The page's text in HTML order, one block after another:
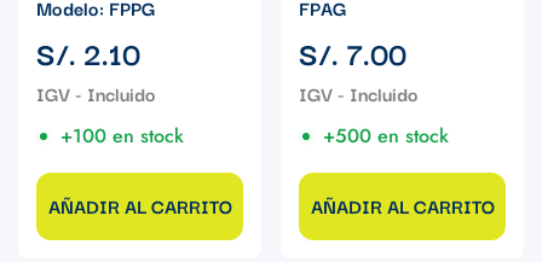
Modelo: FPPG
Precio
regular
S/. 2.10
+100 en stock
AÑADIR AL CARRITO
FPAG
Precio
regular
S/. 7.00
+500 en stock
AÑADIR AL CARRITO